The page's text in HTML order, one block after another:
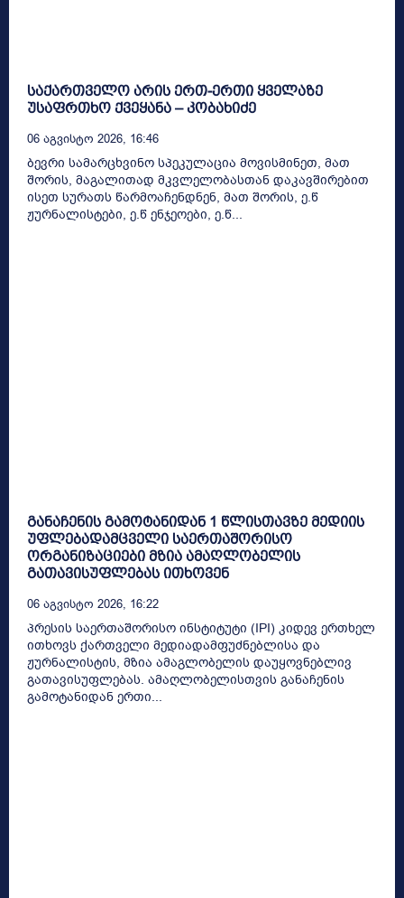
საქართველო არის ერთ-ერთი ყველაზე
უსაფრთხო ქვეყანა – კობახიძე
06 Აგვისტო 2026, 16:46
ბევრი სამარცხვინო სპეკულაცია მოვისმინეთ, მათ
შორის, მაგალითად მკვლელობასთან დაკავშირებით
ისეთ სურათს წარმოაჩენდნენ, მათ შორის, ე.წ
ჟურნალისტები, ე.წ ენჯეოები, ე.წ...
განაჩენის გამოტანიდან 1 წლისთავზე მედიის
უფლებადამცველი საერთაშორისო
ორგანიზაციები მზია ამაღლობელის
გათავისუფლებას ითხოვენ
06 Აგვისტო 2026, 16:22
პრესის საერთაშორისო ინსტიტუტი (IPI) კიდევ ერთხელ
ითხოვს ქართველი მედიადამფუძნებლისა და
ჟურნალისტის, მზია ამაგლობელის დაუყოვნებლივ
გათავისუფლებას. ამაღლობელისთვის განაჩენის
გამოტანიდან ერთი...